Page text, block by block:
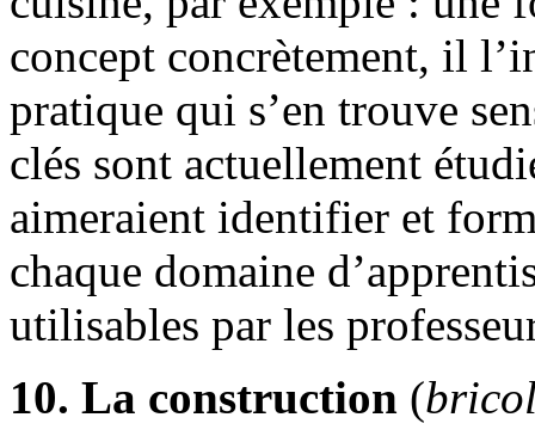
concept concrètement, il
pratique qui s’en trouve
clés sont actuellement
aimeraient identifier et
chaque domaine
utilisables par les
10. La construction (